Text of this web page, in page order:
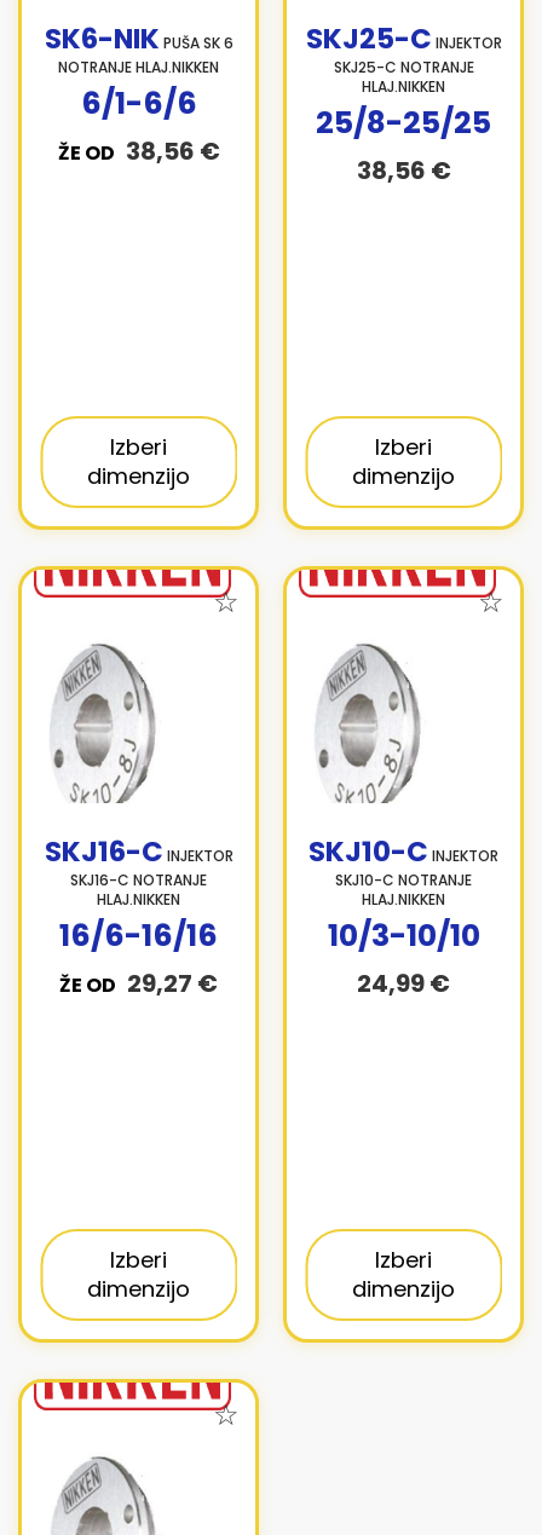
SK6-NIK PUŠA SK 6
NOTRANJE HLAJ.NIKKEN
ŽE OD 38,56 €
6/1-6/6
Izberi
dimenzijo
SKJ25-C INJEKTOR
SKJ25-C NOTRANJE
HLAJ.NIKKEN
38,56 €
25/8-25/25
Izberi
dimenzijo
SKJ16-C INJEKTOR
SKJ16-C NOTRANJE
HLAJ.NIKKEN
ŽE OD 29,27 €
16/6-16/16
Izberi
dimenzijo
SKJ10-C INJEKTOR
SKJ10-C NOTRANJE
HLAJ.NIKKEN
24,99 €
10/3-10/10
Izberi
dimenzijo